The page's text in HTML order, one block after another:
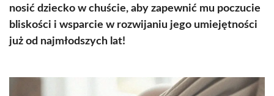
nosić dziecko w chuście, aby zapewnić mu poczucie
bliskości i wsparcie w rozwijaniu jego umiejętności
już od najmłodszych lat!